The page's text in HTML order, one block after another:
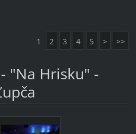
1 2 3 4 5 > >>
"Na Hrisku" -